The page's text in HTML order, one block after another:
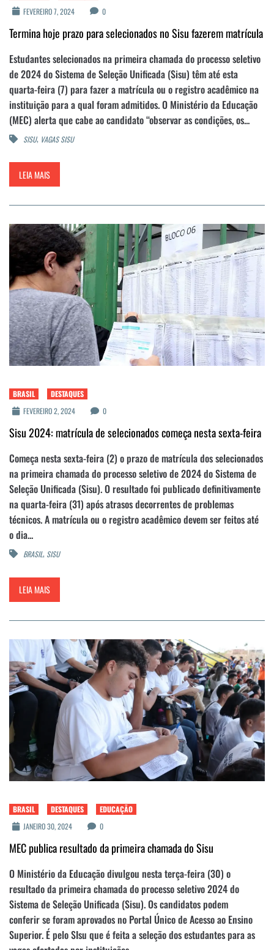
FEVEREIRO 7, 2024
0
Termina hoje prazo para selecionados no Sisu fazerem matrícula
Estudantes selecionados na primeira chamada do processo seletivo
de 2024 do Sistema de Seleção Unificada (Sisu) têm até esta
quarta-feira (7) para fazer a matrícula ou o registro acadêmico na
instituição para a qual foram admitidos. O Ministério da Educação
(MEC) alerta que cabe ao candidato “observar as condições, os...
SISU, VAGAS SISU
LEIA MAIS
BRASIL
DESTAQUES
FEVEREIRO 2, 2024
0
Sisu 2024: matrícula de selecionados começa nesta sexta-feira
Começa nesta sexta-feira (2) o prazo de matrícula dos selecionados
na primeira chamada do processo seletivo de 2024 do Sistema de
Seleção Unificada (Sisu). O resultado foi publicado definitivamente
na quarta-feira (31) após atrasos decorrentes de problemas
técnicos. A matrícula ou o registro acadêmico devem ser feitos até
o dia...
BRASIL, SISU
LEIA MAIS
BRASIL DESTAQUES
EDUCAÇÃO
JANEIRO 30, 2024
0
MEC publica resultado da primeira chamada do Sisu
O Ministério da Educação divulgou nesta terça-feira (30) o
resultado da primeira chamada do processo seletivo 2024 do
Sistema de Seleção Unificada (Sisu). Os candidatos podem
conferir se foram aprovados no Portal Único de Acesso ao Ensino
Superior. É pelo SIsu que é feita a seleção dos estudantes para as